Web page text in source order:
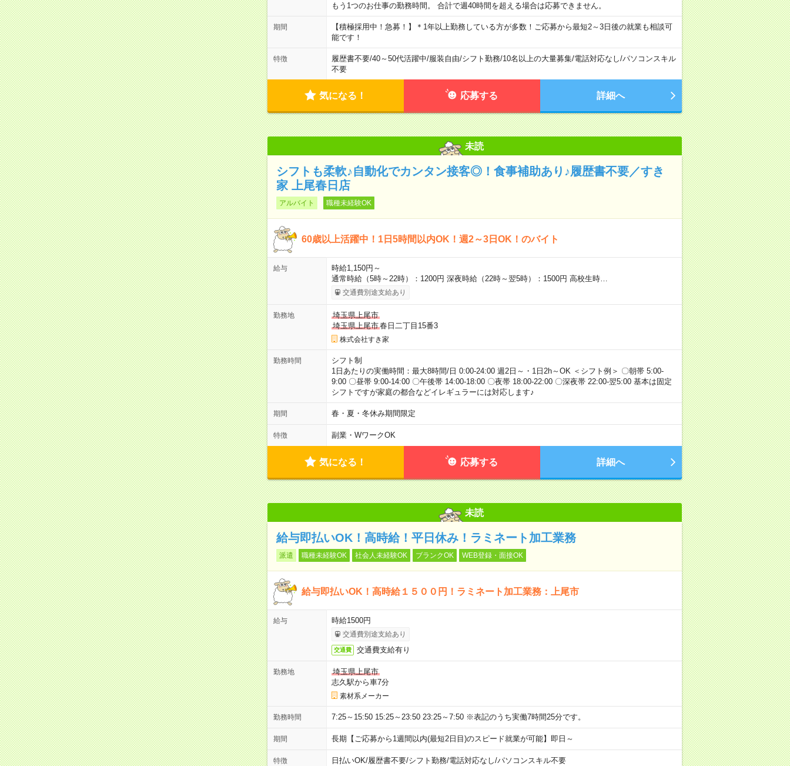
もう1つのお仕事の勤務時間。 合計で週40時間を超える場合は応募できません。
期間
【積極採用中！急募！】＊1年以上勤務している方が多数！ご応募から最短2～3日後の就業も相談可
能です！
特徴 履歴書不要/40～50代活躍中/服装自由/シフト勤務/10名以上の大量募集/電話対応なし/パソコンスキル
不要
気になる！ 応募する 詳細へ
未読
シフトも柔軟♪自動化でカンタン接客◎！食事補助あり♪履歴書不要／すき
家 上尾春日店
アルバイト 職種未経験OK
60歳以上活躍中！1日5時間以内OK！週2～3日OK！のバイト
給与
時給1,150円～
通常時給（5時～22時）：1200円 深夜時給（22時～翌5時）：1500円 高校生時…
交通費別途支給あり
勤務地
埼玉県上尾市
埼玉県上尾市春日二丁目15番3
株式会社すき家
勤務時間
シフト制
1日あたりの実働時間：最大8時間/日 0:00-24:00 週2日～・1日2h～OK ＜シフト例＞ 〇朝帯 5:00-
9:00 〇昼帯 9:00-14:00 〇午後帯 14:00-18:00 〇夜帯 18:00-22:00 〇深夜帯 22:00-翌5:00 基本は固定
シフトですが家庭の都合などイレギュラーには対応します♪
期間 春・夏・冬休み期間限定
特徴 副業・WワークOK
気になる！ 応募する 詳細へ
未読
給与即払いOK！高時給！平日休み！ラミネート加工業務
派遣 職種未経験OK 社会人未経験OK ブランクOK WEB登録・面接OK
給与即払いOK！高時給１５００円！ラミネート加工業務：上尾市
給与 時給1500円
交通費別途支給あり
交通費 交通費支給有り
勤務地
埼玉県上尾市
志久駅から車7分
素材系メーカー
勤務時間 7:25～15:50 15:25～23:50 23:25～7:50 ※表記のうち実働7時間25分です。
期間 長期【ご応募から1週間以内(最短2日目)のスピード就業が可能】即日～
特徴 日払いOK/履歴書不要/シフト勤務/電話対応なし/パソコンスキル不要